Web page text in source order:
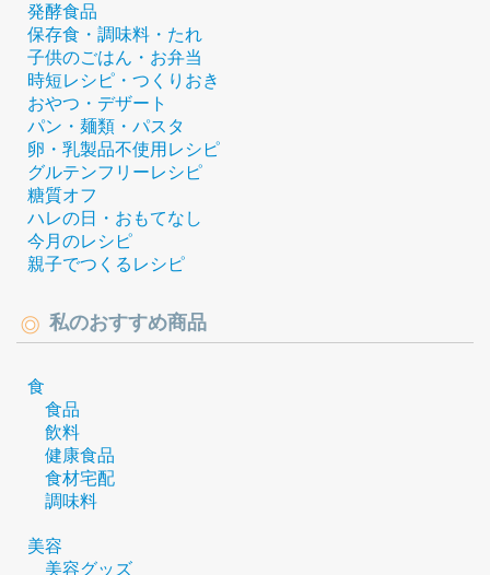
発酵食品
保存食・調味料・たれ
子供のごはん・お弁当
時短レシピ・つくりおき
おやつ・デザート
パン・麺類・パスタ
卵・乳製品不使用レシピ
グルテンフリーレシピ
糖質オフ
ハレの日・おもてなし
今月のレシピ
親子でつくるレシピ
私のおすすめ商品
食
食品
飲料
健康食品
食材宅配
調味料
美容
美容グッズ